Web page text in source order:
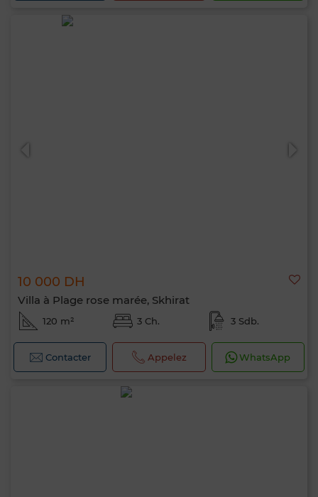
10 000 DH
Villa à Plage rose marée, Skhirat
120 m² 3 Ch. 3 Sdb.
Contacter Appelez WhatsApp